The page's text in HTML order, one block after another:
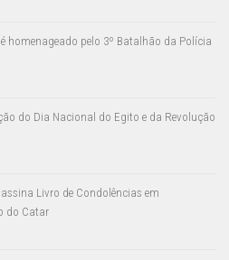
é homenageado pelo 3º Batalhão da Polícia
do Dia Nacional do Egito e da Revolução
assina Livro de Condolências em
do Catar